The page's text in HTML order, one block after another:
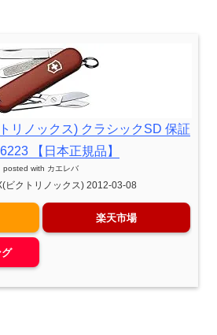
リノックス) クラシックSD 保証
【日本正規品】
posted with カエレバ
ビクトリノックス) 2012-03-08
楽天市場